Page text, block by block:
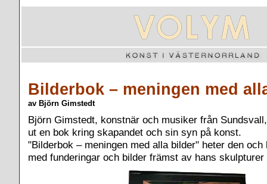
Bilderbok – meningen med
av Björn Gimstedt
Björn Gimstedt, konstnär och musiker från
ut en bok kring skapandet och sin syn på konst.
"Bilderbok – meningen med alla bilder" heter den
med funderingar och bilder främst av hans